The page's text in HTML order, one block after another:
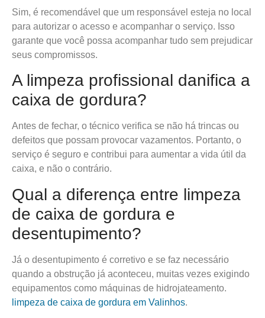
Sim, é recomendável que um responsável esteja no local
para autorizar o acesso e acompanhar o serviço. Isso
garante que você possa acompanhar tudo sem prejudicar
seus compromissos.
A limpeza profissional danifica a
caixa de gordura?
Antes de fechar, o técnico verifica se não há trincas ou
defeitos que possam provocar vazamentos. Portanto, o
serviço é seguro e contribui para aumentar a vida útil da
caixa, e não o contrário.
Qual a diferença entre limpeza
de caixa de gordura e
desentupimento?
Já o desentupimento é corretivo e se faz necessário
quando a obstrução já aconteceu, muitas vezes exigindo
equipamentos como máquinas de hidrojateamento.
limpeza de caixa de gordura em Valinhos.